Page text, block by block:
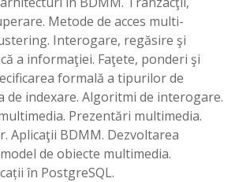
Metode de acces multi-
Interogare, regăsire şi
a informaţiei. Faţete, ponderi şi
formală a tipurilor de
de indexare. Algoritmi de interogare.
Prezentări multimedia.
Aplicaţii BDMM. Dezvoltarea
de obiecte multimedia.
în PostgreSQL.